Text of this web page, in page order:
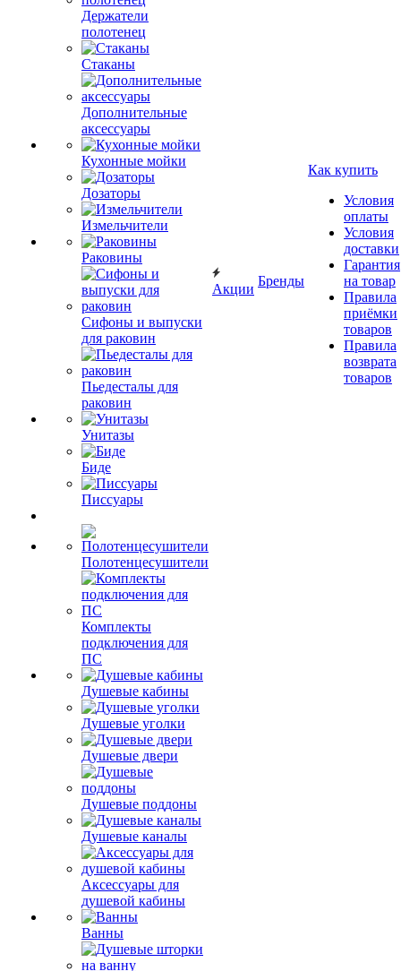
Держатели
полотенец
Стаканы
Дополнительные
аксессуары
Кухонные мойки
Дозаторы
Измельчители
Раковины
Сифоны и выпуски
для раковин
Пьедесталы для
раковин
Унитазы
Биде
Писсуары
Полотенцесушители
Комплекты
подключения для
ПС
Душевые кабины
Душевые уголки
Душевые двери
Душевые поддоны
Душевые каналы
Аксессуары для
душевой кабины
Ванны
Акции
Бренды
Как купить
Условия
оплаты
Условия
доставки
Гарантия
на товар
Правила
приёмки
товаров
Правила
возврата
товаров